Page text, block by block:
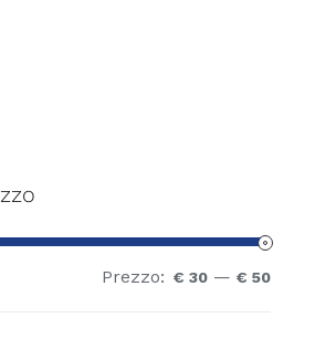
Prezzo: € 30 — € 50